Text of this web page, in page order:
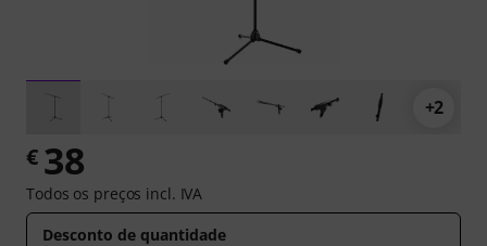
+2
€ 38
Todos os preços incl. IVA
Desconto de quantidade